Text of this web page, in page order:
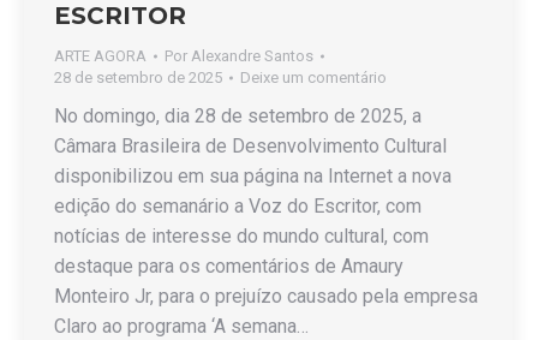
ESCRITOR
ARTE AGORA Por Alexandre Santos
28 de setembro de 2025
Deixe um comentário
No domingo, dia 28 de setembro de 2025, a
Câmara Brasileira de Desenvolvimento Cultural
disponibilizou em sua página na Internet a nova
edição do semanário a Voz do Escritor, com
notícias de interesse do mundo cultural, com
destaque para os comentários de Amaury
Monteiro Jr, para o prejuízo causado pela empresa
Claro ao programa ‘A semana…